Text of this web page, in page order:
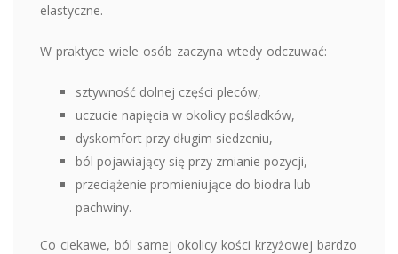
elastyczne.
W praktyce wiele osób zaczyna wtedy odczuwać:
sztywność dolnej części pleców,
uczucie napięcia w okolicy pośladków,
dyskomfort przy długim siedzeniu,
ból pojawiający się przy zmianie pozycji,
przeciążenie promieniujące do biodra lub
pachwiny.
Co ciekawe, ból samej okolicy kości krzyżowej bardzo